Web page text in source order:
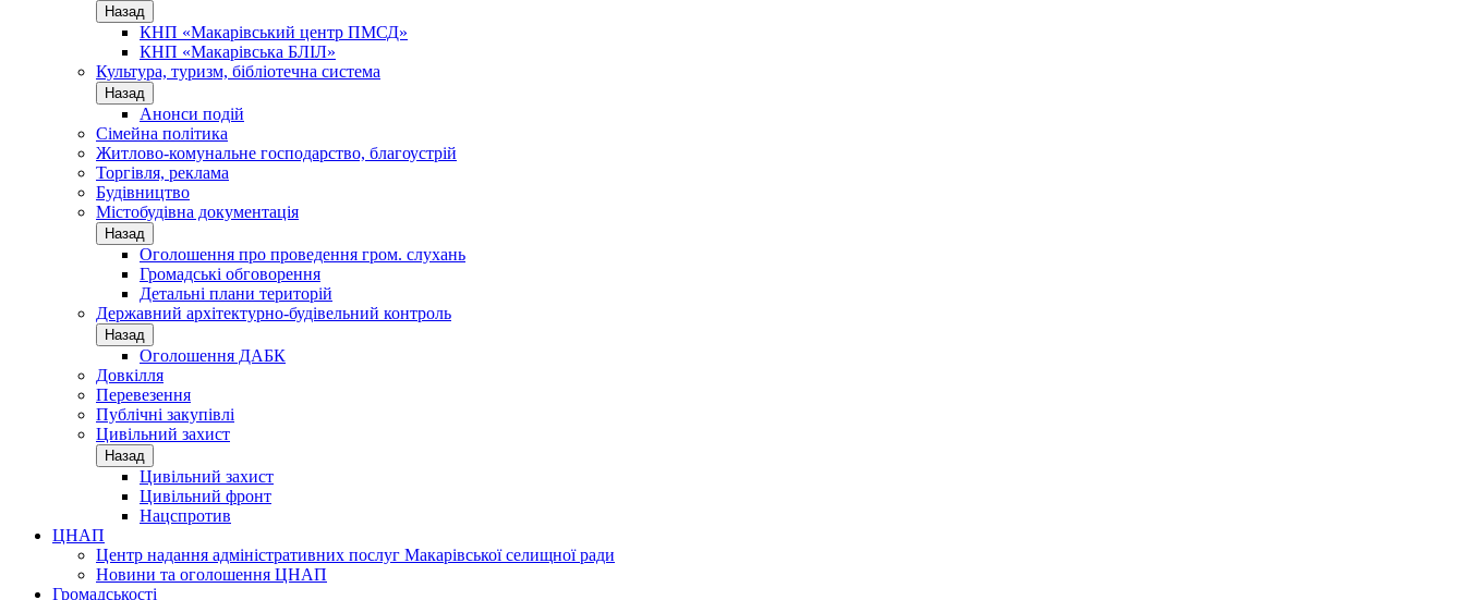
Назад
КНП «Макарівський центр ПМСД»
КНП «Макарівська БЛІЛ»
Культура, туризм, бібліотечна система
Назад
Анонси подій
Сімейна політика
Житлово-комунальне господарство, благоустрій
Торгівля, реклама
Будівництво
Містобудівна документація
Назад
Оголошення про проведення гром. слухань
Громадські обговорення
Детальні плани територій
Державний архітектурно-будівельний контроль
Назад
Оголошення ДАБК
Довкілля
Перевезення
Публічні закупівлі
Цивільний захист
Назад
Цивільний захист
Цивільний фронт
Нацспротив
ЦНАП
Центр надання адміністративних послуг Макарівської селищної ради
Новини та оголошення ЦНАП
Громадськості